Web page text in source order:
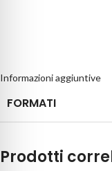
Informazioni aggiuntive
FORMATI
Prodotti